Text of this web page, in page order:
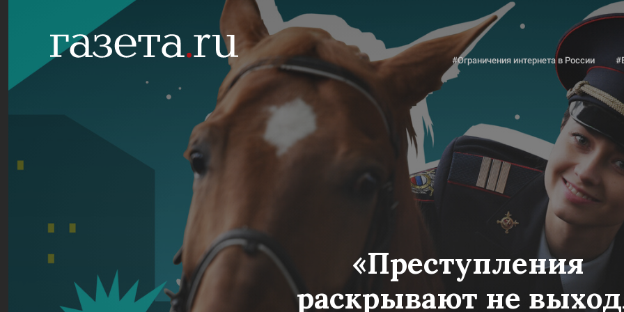
#Ограничения интернета в России
«Преступления
раскрывают не